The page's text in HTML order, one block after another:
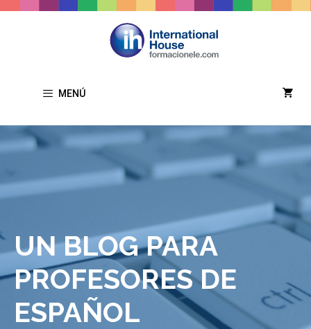
Saltar
MENÚ
UN BLOG PARA
PROFESORES DE
ESPAÑOL